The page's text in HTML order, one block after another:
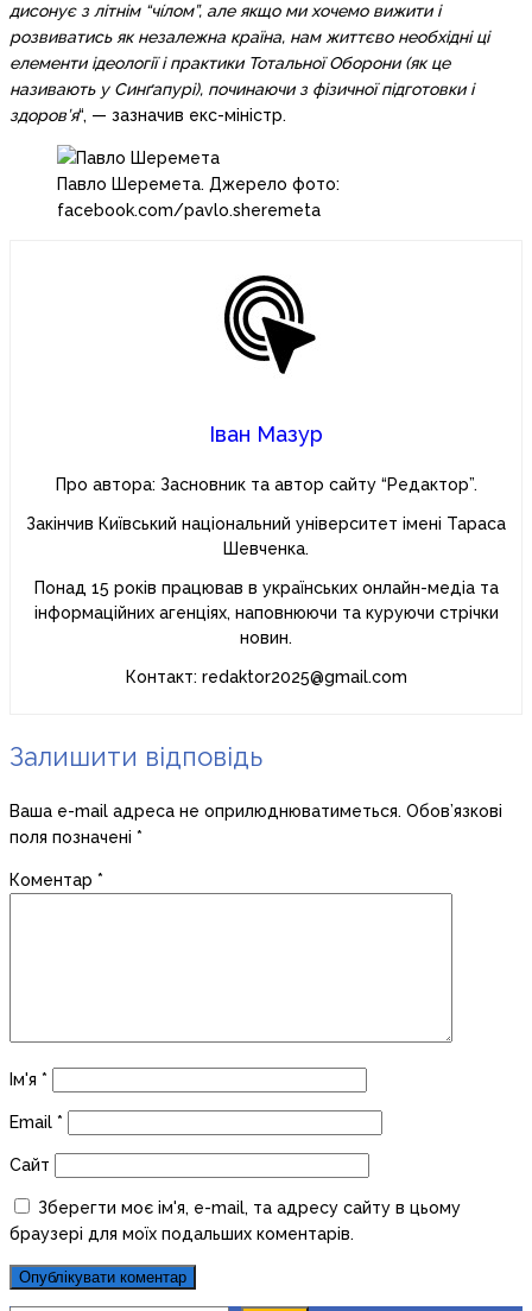
дисонує з літнім “чíлом”, але якщо ми хочемо вижити і
розвиватись як незалежна країна, нам життєво необхідні ці
елементи ідеології і практики Тотальної Оборони (як це
називають у Синґапурі), починаючи з фізичної підготовки і
здоров’я“, — зазначив екс-міністр.
Павло Шеремета. Джерело фото:
facebook.com/pavlo.sheremeta
Іван Мазур
Про автора: Засновник та автор сайту “Редактор”.
Закінчив Київський національний університет імені Тараса
Шевченка.
Понад 15 років працював в українських онлайн-медіа та
інформаційних агенціях, наповнюючи та куруючи стрічки
новин.
Контакт: redaktor2025@gmail.com
Залишити відповідь
Ваша e-mail адреса не оприлюднюватиметься. Обов’язкові
поля позначені *
Коментар *
Ім'я *
Email *
Сайт
Зберегти моє ім'я, e-mail, та адресу сайту в цьому
браузері для моїх подальших коментарів.